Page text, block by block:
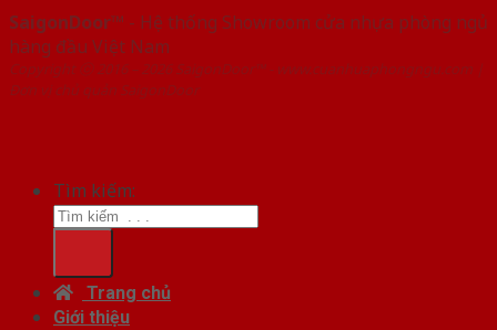
SaigonDoor™ - Hệ thống Showroom cửa nhựa phòng ngủ
hàng đầu Việt Nam
Copyright ⓒ 2016 – 2026 SaigonDoor™ - www.cuanhuaphongngu.com |
Đơn vị chủ quản SaigonDoor
Tìm kiếm:
Trang chủ
Giới thiệu